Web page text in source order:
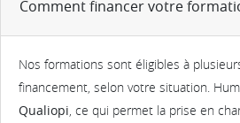
Comment financer votre
Nos formations sont éligibles à
financement, selon votre situation.
Qualiopi , ce qui permet la prise en